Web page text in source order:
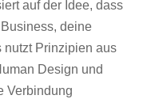
auf der Idee, dass
deine
nutzt Prinzipien aus
Design und
Verbindung